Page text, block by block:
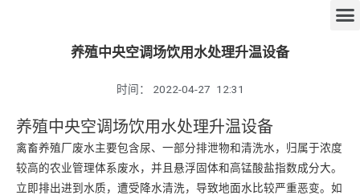
养殖中央空调场饮用水处理升温设备
时间： 2022-04-27 12:31
养殖中央空调场饮用水处理升温设备
禽畜养殖厂废水主要包含尿、一部分排泄物和清洗水，归属于浓度
较高的农业管理体系废水，并且悬浮固体和高锰酸盐指数成分大。
立即排出进到水质，遭受降水清洗，导致地面水比较严重恶变。如